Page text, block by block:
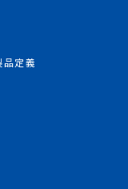
定義